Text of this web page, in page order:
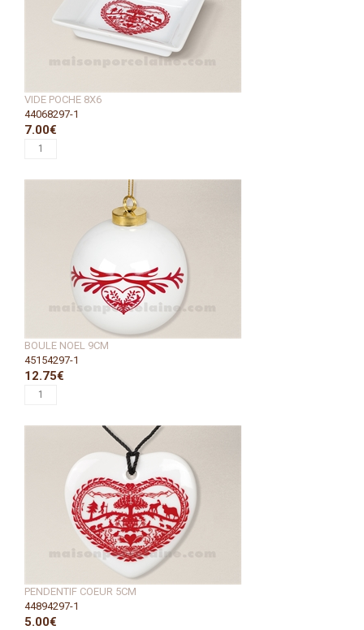
VIDE POCHE 8X6
44068297-1
7.00€
BOULE NOEL 9CM
45154297-1
12.75€
PENDENTIF COEUR 5CM
44894297-1
5.00€